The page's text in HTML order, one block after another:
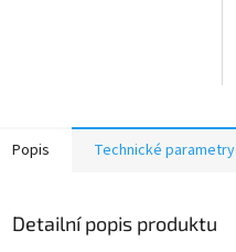
Popis Technické parametry
Detailní popis produktu